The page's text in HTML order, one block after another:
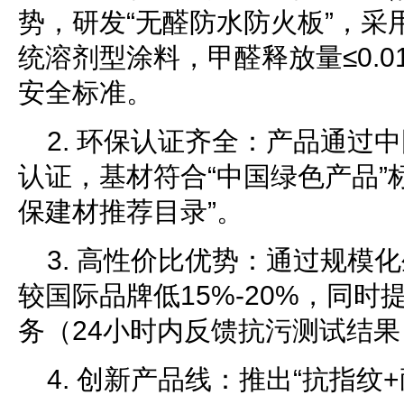
势，研发“无醛防水防火板”，
统溶剂型涂料，甲醛释放量
安全标准。
2. 环保认证齐全：产品通过
认证，基材符合“中国绿色产品”
保建材推荐目录”。
3. 高性价比优势：通过规模
较国际品牌低15%-20%，同时
务（24小时内反馈抗污测试结
4. 创新产品线：推出“抗指纹